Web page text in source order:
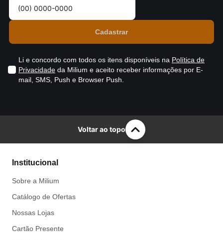
Li e concordo com todos os itens disponíveis na Política de
Privacidade da Milium e aceito receber informações por E-
mail, SMS, Push e Browser Push.
Voltar ao topo
Institucional
Sobre a Milium
Catálogo de Ofertas
Nossas Lojas
Cartão Presente